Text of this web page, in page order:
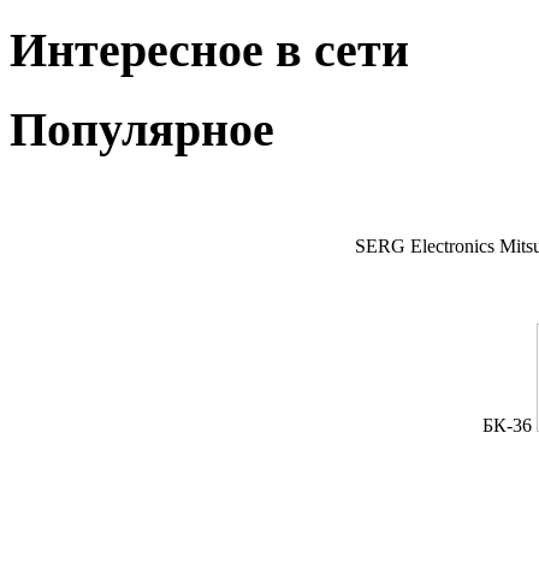
Интересное в сети
Популярное
SERG Electronics
БК-36